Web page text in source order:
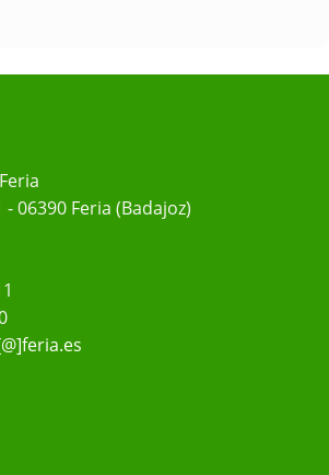
- 06390 Feria (Badajoz)